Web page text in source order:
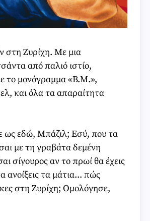
στη Ζυρίχη. Με μια
από παλιό ιστίο,
το μονόγραμμα «B.M.»,
και όλα τα απαραίτητα
εδώ, Μπάζιλ; Εσύ, που τα
με τη γραβάτα δεμένη
σίγουρος αν το πρωί θα έχεις
ανοίξεις τα μάτια... πώς
στη Ζυρίχη; Ομολόγησε,